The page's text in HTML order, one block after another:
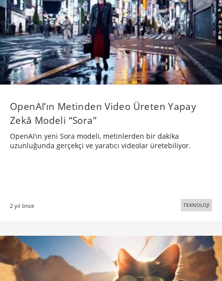
OpenAI’ın Metinden Video Üreten Yapay
Zekâ Modeli “Sora”
OpenAI’ın yeni Sora modeli, metinlerden bir dakika
uzunluğunda gerçekçi ve yaratıcı videolar üretebiliyor.
2 yıl önce TEKNOLOJİ